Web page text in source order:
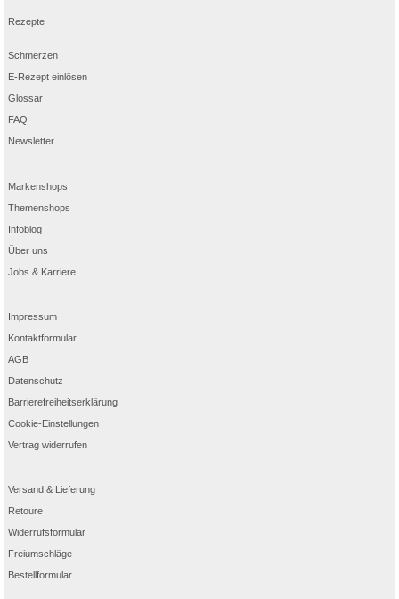
Rezepte
Schmerzen
E-Rezept einlösen
Glossar
FAQ
Newsletter
Markenshops
Themenshops
Infoblog
Über uns
Jobs & Karriere
Impressum
Kontaktformular
AGB
Datenschutz
Barrierefreiheitserklärung
Cookie-Einstellungen
Vertrag widerrufen
Versand & Lieferung
Retoure
Widerrufsformular
Freiumschläge
Bestellformular